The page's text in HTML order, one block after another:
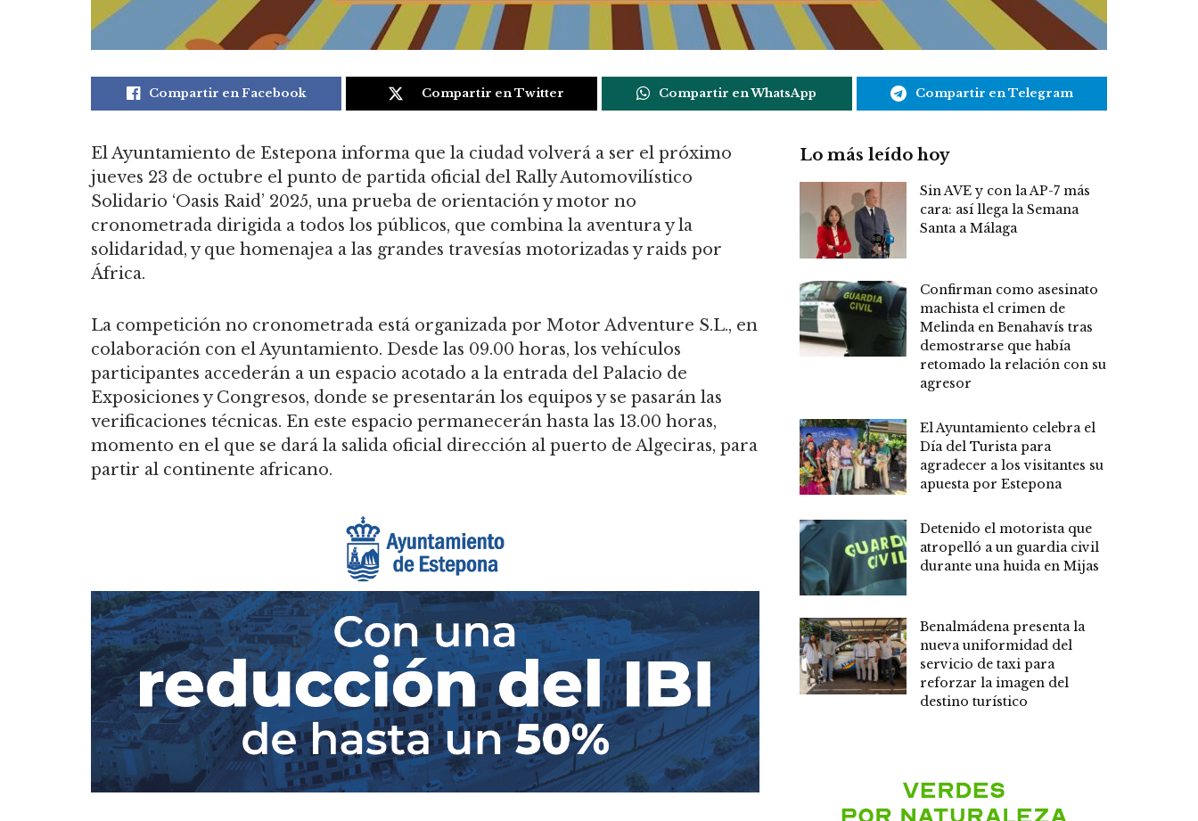
Compartir en Facebook Compartir en Twitter Compartir en WhatsApp Compartir en Telegram
El Ayuntamiento de Estepona informa que la ciudad volverá a ser el próximo
jueves 23 de octubre el punto de partida oficial del Rally Automovilístico
Solidario ‘Oasis Raid’ 2025, una prueba de orientación y motor no
cronometrada dirigida a todos los públicos, que combina la aventura y la
solidaridad, y que homenajea a las grandes travesías motorizadas y raids por
África.
La competición no cronometrada está organizada por Motor Adventure S.L., en
colaboración con el Ayuntamiento. Desde las 09.00 horas, los vehículos
participantes accederán a un espacio acotado a la entrada del Palacio de
Exposiciones y Congresos, donde se presentarán los equipos y se pasarán las
verificaciones técnicas. En este espacio permanecerán hasta las 13.00 horas,
momento en el que se dará la salida oficial dirección al puerto de Algeciras, para
partir al continente africano.
Lo más leído hoy
Sin AVE y con la AP-7 más
cara: así llega la Semana
Santa a Málaga
Confirman como asesinato
machista el crimen de
Melinda en Benahavís tras
demostrarse que había
retomado la relación con su
agresor
El Ayuntamiento celebra el
Día del Turista para
agradecer a los visitantes su
apuesta por Estepona
Detenido el motorista que
atropelló a un guardia civil
durante una huida en Mijas
Benalmádena presenta la
nueva uniformidad del
servicio de taxi para
reforzar la imagen del
destino turístico